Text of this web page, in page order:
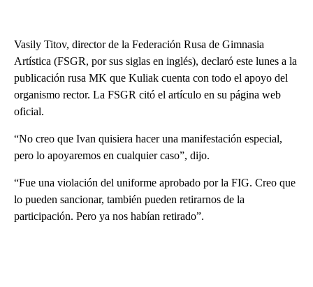
Vasily Titov, director de la Federación Rusa de Gimnasia
Artística (FSGR, por sus siglas en inglés), declaró este lunes a la
publicación rusa MK que Kuliak cuenta con todo el apoyo del
organismo rector. La FSGR citó el artículo en su página web
oficial.
“No creo que Ivan quisiera hacer una manifestación especial,
pero lo apoyaremos en cualquier caso”, dijo.
“Fue una violación del uniforme aprobado por la FIG. Creo que
lo pueden sancionar, también pueden retirarnos de la
participación. Pero ya nos habían retirado”.